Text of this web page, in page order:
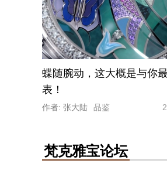
蝶随腕动，这大概是与你
表！
作者: 张大陆 品鉴
梵克雅宝论坛